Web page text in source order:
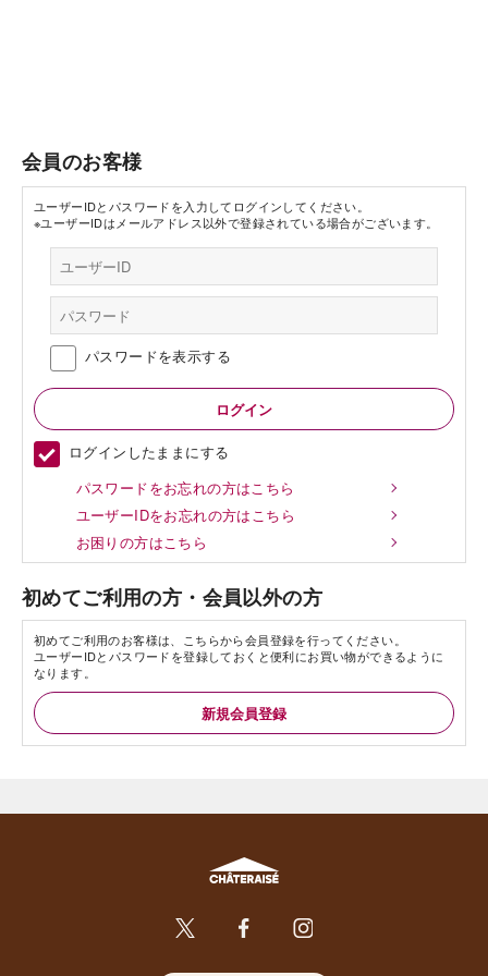
会員のお客様
ユーザーIDとパスワードを入力してログインしてください。
※ユーザーIDはメールアドレス以外で登録されている場合がございます。
パスワードを表示する
ログインしたままにする
パスワードをお忘れの方はこちら
ユーザーIDをお忘れの方はこちら
お困りの方はこちら
初めてご利用の方・会員以外の方
初めてご利用のお客様は、こちらから会員登録を行ってください。
ユーザーIDとパスワードを登録しておくと便利にお買い物ができるように
なります。